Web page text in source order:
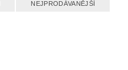
NEJPRODÁVANĚJŠÍ